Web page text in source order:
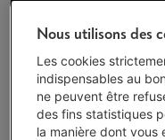
€ 19,00
Nous utilisons des
Les cookies
indispensables au
ne peuvent être
des fins statistiques
la manière dont vous